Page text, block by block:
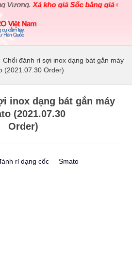
Xả kho giá Sốc bằng giá Gốccho
Chổi đánh rỉ sợi inox dạng bát gắn máy
(2021.07.30 Order)
inox dạng bát gắn máy
(2021.07.30
Order)
rỉ dạng cốc – Smato